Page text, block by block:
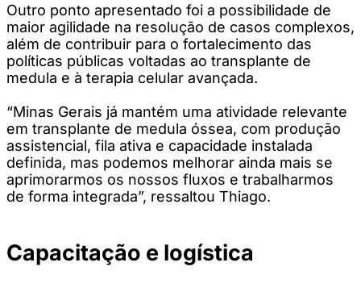
Outro ponto apresentado foi a possibilidade de
maior agilidade na resolução de casos complexos,
além de contribuir para o fortalecimento das
políticas públicas voltadas ao transplante de
medula e à terapia celular avançada.
“Minas Gerais já mantém uma atividade relevante
em transplante de medula óssea, com produção
assistencial, fila ativa e capacidade instalada
definida, mas podemos melhorar ainda mais se
aprimorarmos os nossos fluxos e trabalharmos
de forma integrada”, ressaltou Thiago.
Capacitação e logística